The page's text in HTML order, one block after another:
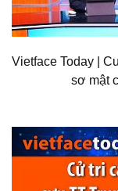
Vietface Today |
sơ mật